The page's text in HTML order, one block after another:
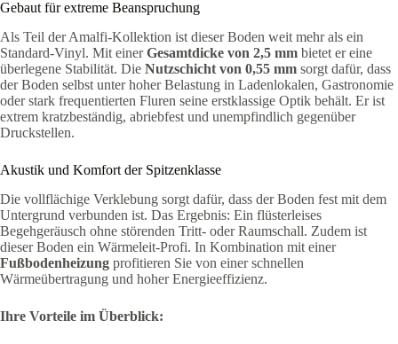
Gebaut für extreme Beanspruchung
Als Teil der Amalfi-Kollektion ist dieser Boden weit mehr als ein
Standard-Vinyl. Mit einerGesamtdicke von 2,5 mm bietet er eine
überlegene Stabilität. Die Nutzschicht von 0,55 mm sorgt dafür, dass
der Boden selbst unter hoher Belastung in Ladenlokalen, Gastronomie
oder stark frequentierten Fluren seine erstklassige Optik behält. Er ist
extrem kratzbeständig, abriebfest und unempfindlich gegenüber
Druckstellen.
Akustik und Komfort der Spitzenklasse
Die vollflächige Verklebung sorgt dafür, dass der Boden fest mit dem
Untergrund verbunden ist. Das Ergebnis: Ein flüsterleises
Begehgeräusch ohne störenden Tritt- oder Raumschall. Zudem ist
dieser Boden ein Wärmeleit-Profi. In Kombination mit einer
Fußbodenheizung profitieren Sie von einer schnellen
Wärmeübertragung und hoher Energieeffizienz.
Ihre Vorteile im Überblick: